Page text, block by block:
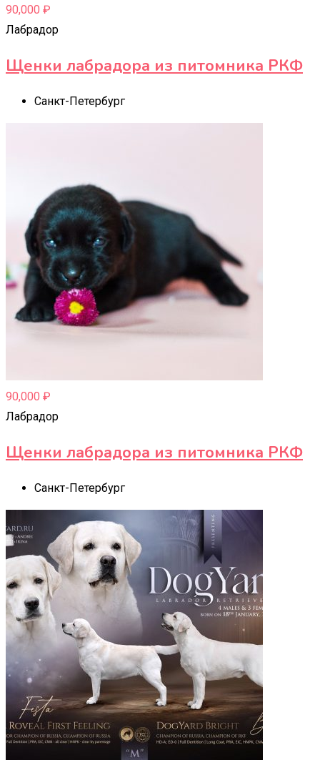
90,000 ₽
Лабрадор
Щенки лабрадора из питомника РКФ
Санкт-Петербург
90,000 ₽
Лабрадор
Щенки лабрадора из питомника РКФ
Санкт-Петербург